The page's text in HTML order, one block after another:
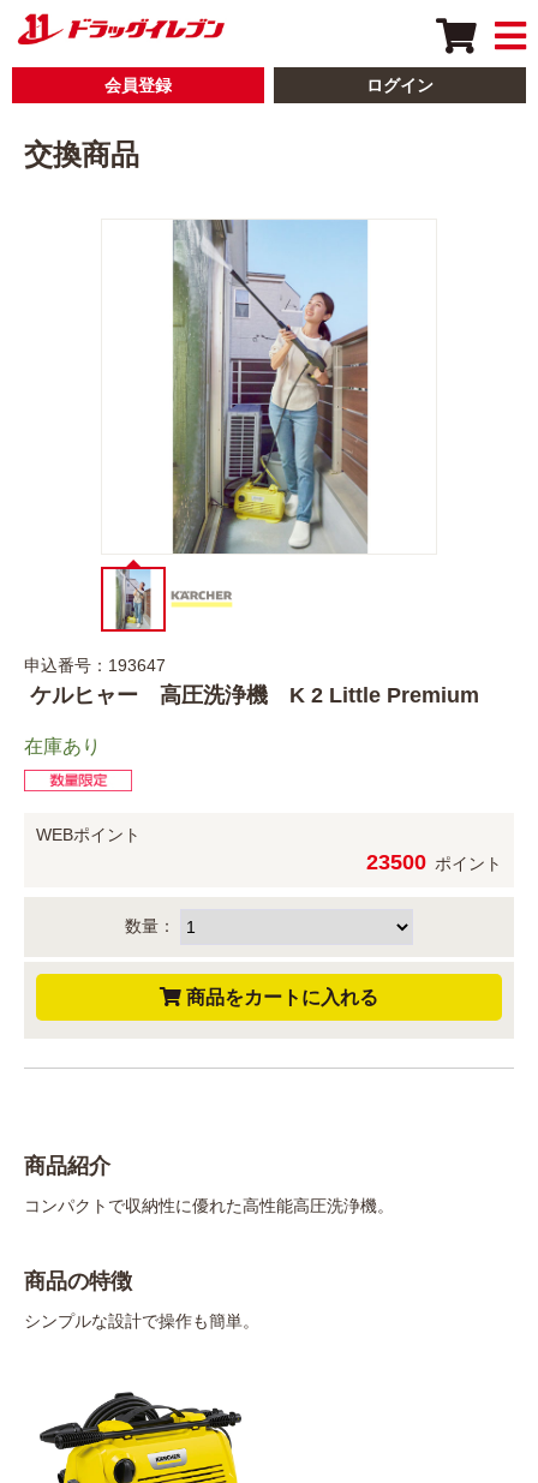
会員登録 ログイン
交換商品
申込番号：193647
ケルヒャー 高圧洗浄機 K 2 Little Premium
在庫あり
WEBポイント
23500 ポイント
数量：
商品紹介
コンパクトで収納性に優れた高性能高圧洗浄機。
商品の特徴
シンプルな設計で操作も簡単。